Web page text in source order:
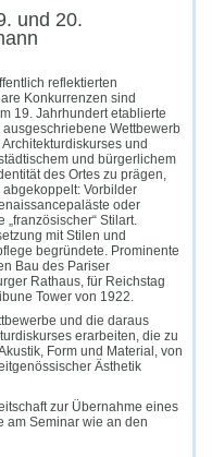
und 20.
reflektierten
Konkurrenzen sind
19. Jahrhundert etablierte
Wettbewerb
und
und bürgerlichem
des Ortes zu prägen,
Vorbilder
oder
Stilart.
mit Stilen und
begründete. Prominente
Bau des Pariser
Rathaus, für Reichstag
Tower von 1922.
und die daraus
erarbeiten, die zu
Form und Material, von
Ästhetik
zur Übernahme eines
am Seminar wie an den